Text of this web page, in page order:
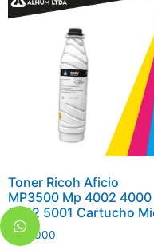
Toner Ricoh Aficio
MP3500 Mp 4002 4000
5002 5001 Cartucho
$74.000